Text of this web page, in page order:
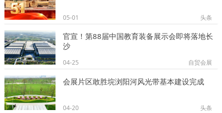
05-01 头条
官宣！第88届中国教育装备展示会即将落地长
沙
04-25 自贸会展
会展片区敢胜垸浏阳河风光带基本建设完成
04-20 头条